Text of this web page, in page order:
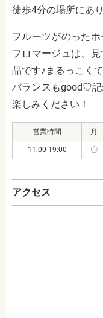
徒歩4分の場所にあり
フルーツがのった
フロマージュは、
品です♪まるっこく
バランスもgood♡記
楽しみください！
営業時間 月
11:00-19:00 〇
アクセス